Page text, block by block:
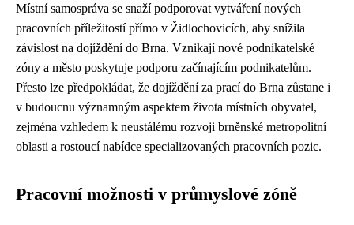
Místní samospráva se snaží podporovat vytváření nových
pracovních příležitostí přímo v Židlochovicích, aby snížila
závislost na dojíždění do Brna. Vznikají nové podnikatelské
zóny a město poskytuje podporu začínajícím podnikatelům.
Přesto lze předpokládat, že dojíždění za prací do Brna zůstane i
v budoucnu významným aspektem života místních obyvatel,
zejména vzhledem k neustálému rozvoji brněnské metropolitní
oblasti a rostoucí nabídce specializovaných pracovních pozic.
Pracovní možnosti v průmyslové zóně